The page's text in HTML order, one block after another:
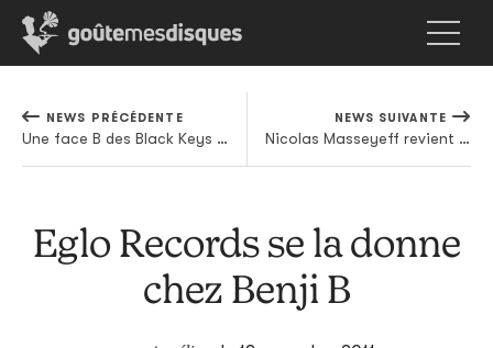
NEWS PRÉCÉDENTE
Une face B des Black Keys rien que pour votre plaisir
NEWS SUIVANTE
Nicolas Masseyeff revient aux racines
Eglo Records se la donne
chez Benji B